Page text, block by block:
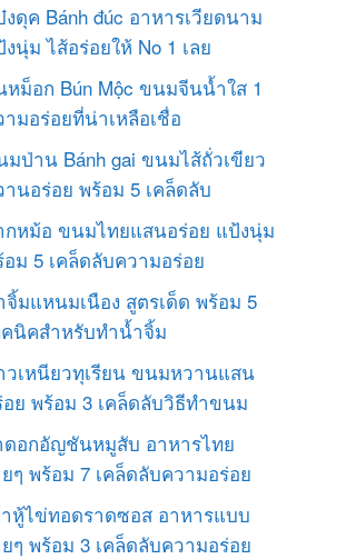
งดุค Bánh đúc อาหารเวียดนาม
นุ่ม ไส้อร่อยให้ No 1 เลย
ม็อก Bún Mộc ขนมจีนน้ำใส 1
ามอร่อยที่น่าเหลือเชื่อ
ป่าน Bánh gai ขนมไส้ถั่วเขียว
านอร่อย พร้อม 5 เคล็ดลับ
กหม้อ ขนมไทยแสนอร่อย แป้งนุ่ม
ม 5 เคล็ดลับความอร่อย
จิ้มแหนมเนือง สูตรเด็ด พร้อม 5
คนิคสำหรับทำน้ำจิ้ม
วเหนียวทุเรียน ขนมหวานแสน
อย พร้อม 3 เคล็ดลับวิธีทำขนม
ดอกอัญชันหมูสับ อาหารไทย
ยๆ พร้อม 7 เคล็ดลับความอร่อย
าหู้ไข่ทอดราดซอส อาหารแบบ
ยๆ พร้อม 3 เคล็ดลับความอร่อย